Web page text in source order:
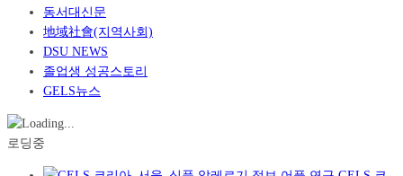
동서대신문
地域社會(지역사회)
DSU NEWS
졸업생 성공스토리
GELS뉴스
로딩중